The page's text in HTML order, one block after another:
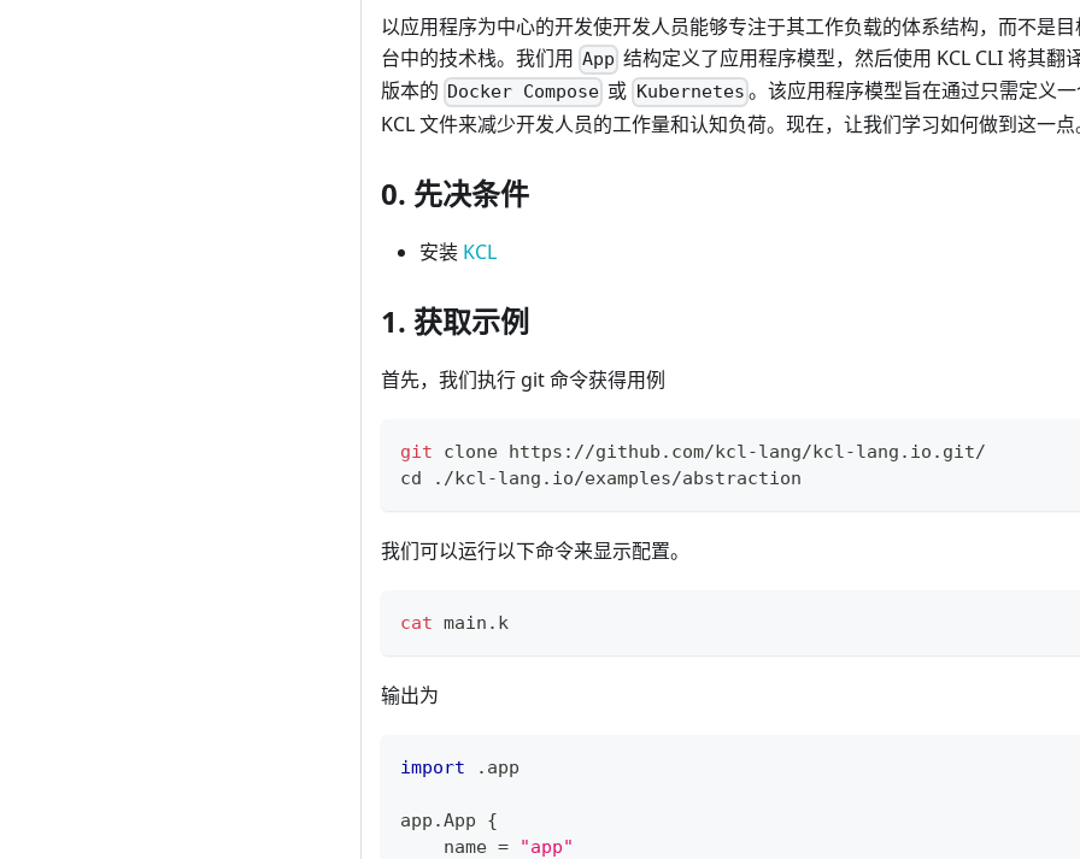
以应用程序为中心的开发使开发人员能够专注于其工作负载的体系结构，而不是
台中的技术栈。我们用 App 结构定义了应用程序模型，然后使用 KCL CLI 将其翻
版本的 Docker Compose 或 Kubernetes 。该应用程序模型旨在通过只需定义
KCL 文件来减少开发人员的工作量和认知负荷。现在，让我们学习如何做到这一点
0. 先决条件
安装 KCL
1. 获取示例
首先，我们执行 git 命令获得用例
git clone https://github.com/kcl-lang/kcl-lang.io.git/
cd ./kcl-lang.io/examples/abstraction
我们可以运行以下命令来显示配置。
cat main.k
输出为
import . app
app .App {
    name
=
"app"